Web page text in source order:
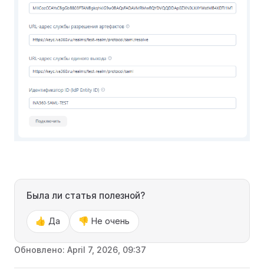
Была ли статья полезной?
👍 Да 👎 Не очень
Обновлено: April 7, 2026, 09:37